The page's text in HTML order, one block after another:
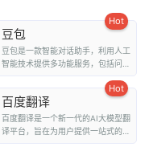
Hot
豆包
豆包是一款智能对话助手，利用人工
智能技术提供多功能服务，包括问
Hot
百度翻译
百度翻译是一个新一代的AI大模型翻
译平台，旨在为用户提供一站式的翻